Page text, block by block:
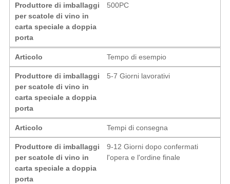
Produttore di imballaggi
per scatole di vino in
carta speciale a doppia
porta
500PC
Articolo Tempo di esempio
Produttore di imballaggi
per scatole di vino in
carta speciale a doppia
porta
5-7 Giorni lavorativi
Articolo Tempi di consegna
Produttore di imballaggi
per scatole di vino in
carta speciale a doppia
porta
9-12 Giorni dopo confermati
l'opera e l'ordine finale